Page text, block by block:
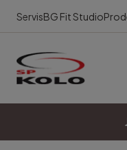
ServisBG Fit Studio